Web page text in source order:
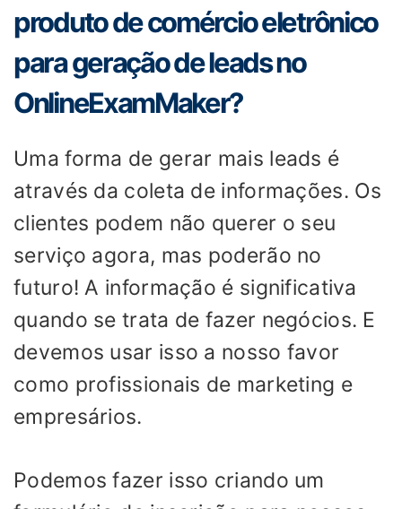
produto de comércio eletrônico
para geração de leads no
OnlineExamMaker?
Uma forma de gerar mais leads é
através da coleta de informações. Os
clientes podem não querer o seu
serviço agora, mas poderão no
futuro! A informação é significativa
quando se trata de fazer negócios. E
devemos usar isso a nosso favor
como profissionais de marketing e
empresários.
Podemos fazer isso criando um